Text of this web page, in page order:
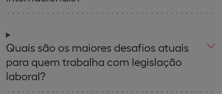
Quais são os maiores desafios atuais
para quem trabalha com legislação
laboral?